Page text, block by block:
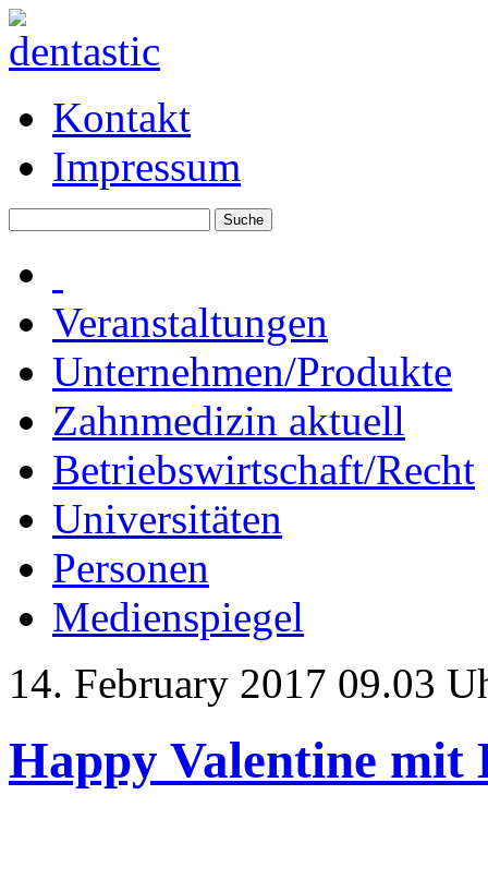
Kontakt
Impressum
Veranstaltungen
Unternehmen/Produkte
Zahnmedizin aktuell
Betriebswirtschaft/Recht
Universitäten
Personen
Medienspiegel
14. February 2017 09.03
Happy Valentine mit